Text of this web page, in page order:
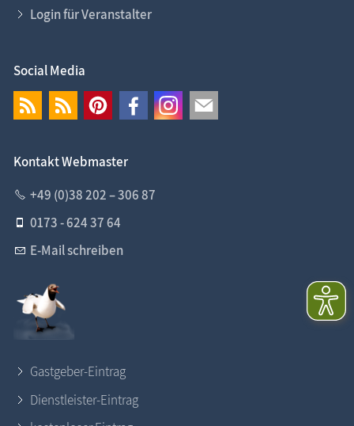
Login für Veranstalter
Social Media
Kontakt Webmaster
+49 (0)38 202 – 306 87
0173 - 624 37 64
E-Mail schreiben
Gastgeber-Eintrag
Dienstleister-Eintrag